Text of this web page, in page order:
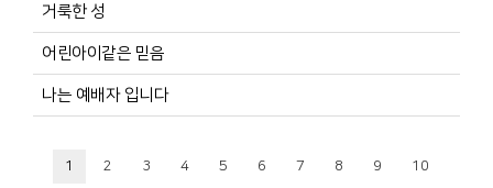
거룩한 성
어린아이같은 믿음
나는 예배자 입니다
1 2 3 4 5 6 7 8 9 10